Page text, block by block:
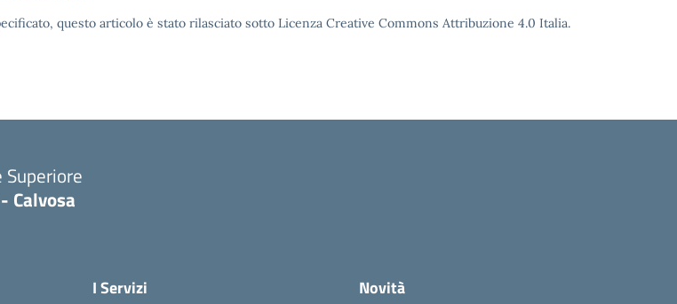
questo articolo è stato rilasciato sotto Licenza Creative Commons Attribuzione 4.0 Italia.
Calvosa
I Servizi Novità